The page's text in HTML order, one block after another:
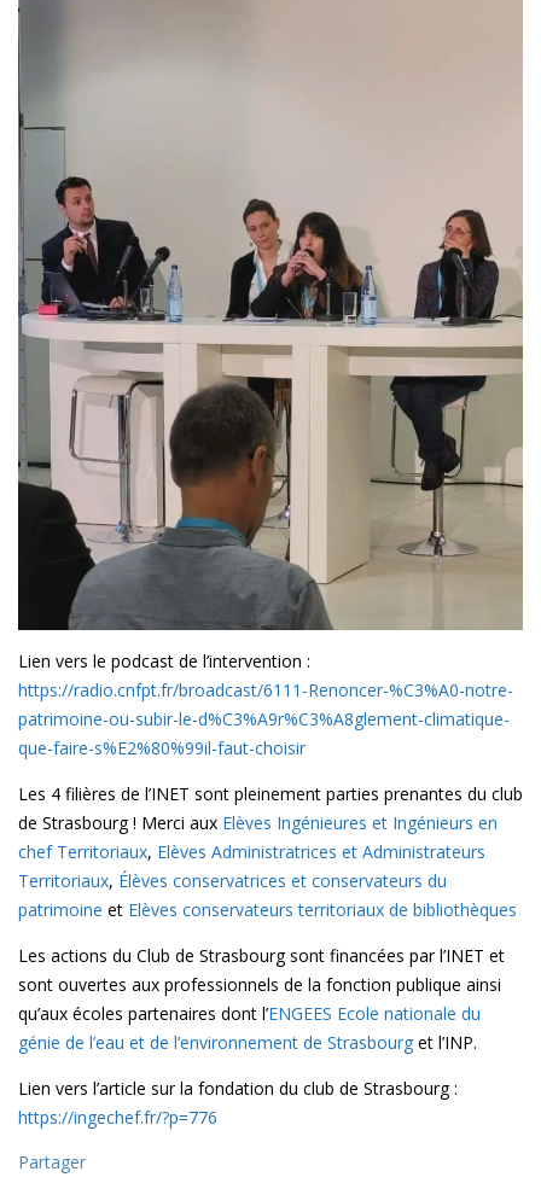
Lien vers le podcast de l’intervention :
https://radio.cnfpt.fr/broadcast/6111-Renoncer-%C3%A0-notre-
patrimoine-ou-subir-le-d%C3%A9r%C3%A8glement-climatique-
que-faire-s%E2%80%99il-faut-choisir
Les 4 filières de l’INET sont pleinement parties prenantes du club
de Strasbourg ! Merci aux Elèves Ingénieures et Ingénieurs en
chef Territoriaux, Elèves Administratrices et Administrateurs
Territoriaux, Élèves conservatrices et conservateurs du
patrimoine et Elèves conservateurs territoriaux de bibliothèques
Les actions du Club de Strasbourg sont financées par l’INET et
sont ouvertes aux professionnels de la fonction publique ainsi
qu’aux écoles partenaires dont l’ENGEES Ecole nationale du
génie de l’eau et de l’environnement de Strasbourg et l’INP.
Lien vers l’article sur la fondation du club de Strasbourg :
https://ingechef.fr/?p=776
Partager